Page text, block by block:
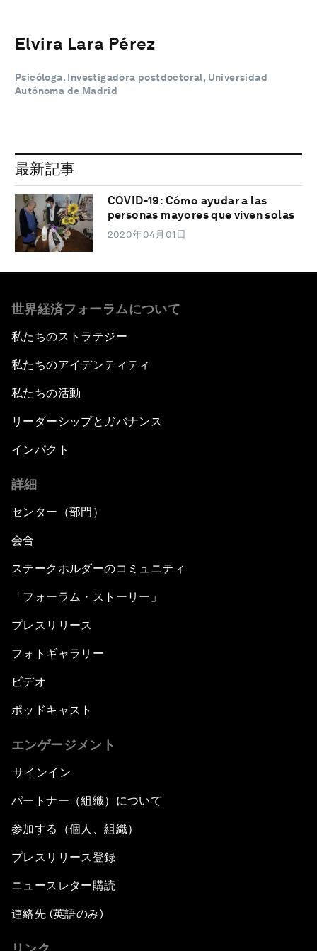
Elvira Lara Pérez
Psicóloga. Investigadora postdoctoral, Universidad
Autónoma de Madrid
最新記事
COVID-19: Cómo ayudar a las
personas mayores que viven solas
2020年04月01日
世界経済フォーラムについて
私たちのストラテジー
私たちのアイデンティティ
私たちの活動
リーダーシップとガバナンス
インパクト
詳細
センター（部門）
会合
ステークホルダーのコミュニティ
「フォーラム・ストーリー」
プレスリリース
フォトギャラリー
ビデオ
ポッドキャスト
エンゲージメント
サインイン
パートナー（組織）について
参加する（個人、組織）
プレスリリース登録
ニュースレター購読
連絡先 (英語のみ)